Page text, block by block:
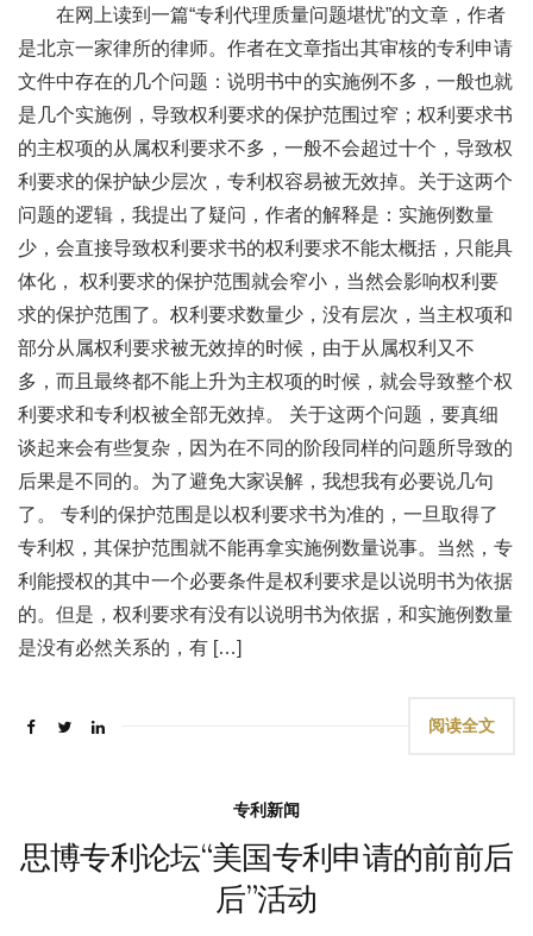
在网上读到一篇“专利代理质量问题堪忧”的文章，作者
是北京一家律所的律师。作者在文章指出其审核的专利申请
文件中存在的几个问题：说明书中的实施例不多，一般也就
是几个实施例，导致权利要求的保护范围过窄；权利要求书
的主权项的从属权利要求不多，一般不会超过十个，导致权
利要求的保护缺少层次，专利权容易被无效掉。关于这两个
问题的逻辑，我提出了疑问，作者的解释是：实施例数量
少，会直接导致权利要求书的权利要求不能太概括，只能具
体化， 权利要求的保护范围就会窄小，当然会影响权利要
求的保护范围了。权利要求数量少，没有层次，当主权项和
部分从属权利要求被无效掉的时候，由于从属权利又不
多，而且最终都不能上升为主权项的时候，就会导致整个权
利要求和专利权被全部无效掉。 关于这两个问题，要真细
谈起来会有些复杂，因为在不同的阶段同样的问题所导致的
后果是不同的。为了避免大家误解，我想我有必要说几句
了。 专利的保护范围是以权利要求书为准的，一旦取得了
专利权，其保护范围就不能再拿实施例数量说事。当然，专
利能授权的其中一个必要条件是权利要求是以说明书为依据
的。但是，权利要求有没有以说明书为依据，和实施例数量
是没有必然关系的，有 […]
阅读全文
专利新闻
思博专利论坛“美国专利申请的前前后
后”活动